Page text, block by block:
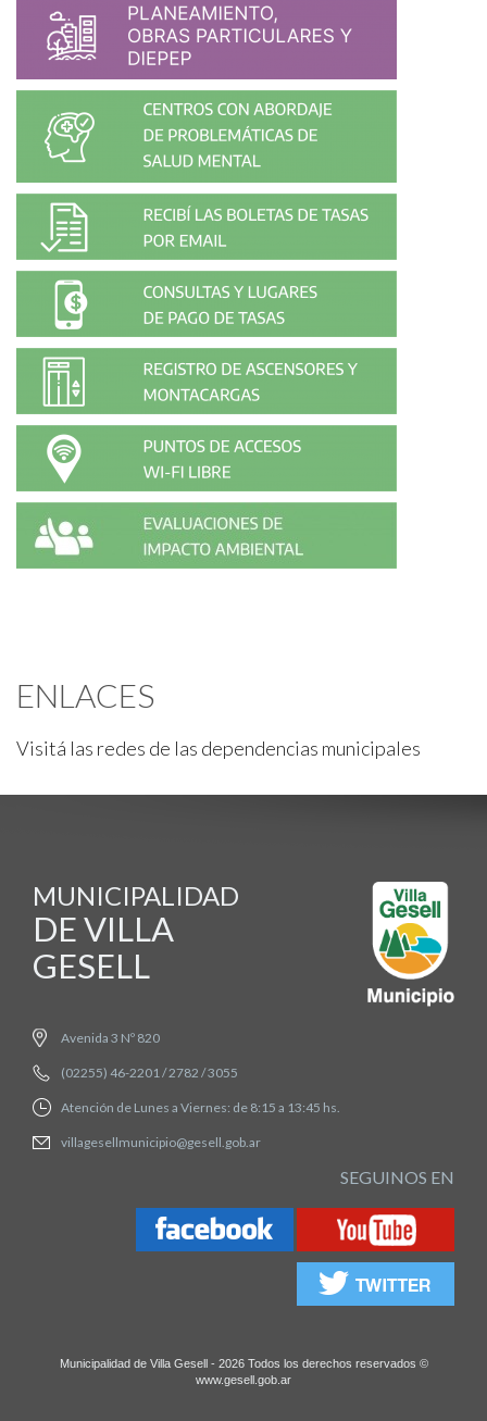
ENLACES
Visitá las redes de las dependencias municipales
MUNICIPALIDAD
DE VILLA
GESELL
Avenida 3 Nº 820
(02255) 46-2201 / 2782 / 3055
Atención de Lunes a Viernes: de 8:15 a 13:45 hs.
villagesellmunicipio@gesell.gob.ar
SEGUINOS EN
Municipalidad de Villa Gesell - 2026 Todos los derechos reservados ©
www.gesell.gob.ar